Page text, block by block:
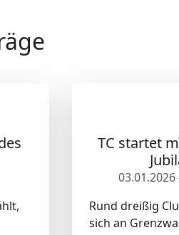
TC startet
Rund dreißig
sich an